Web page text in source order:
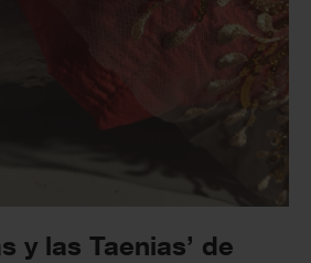
y las Taenias’ de